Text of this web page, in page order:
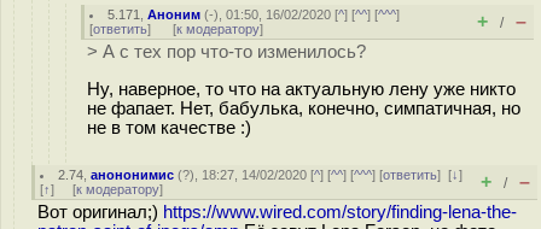
5.171 ,Аноним (-), 01:50, 16/02/2020 [^] [^^] [^^^]
[ответить] [к модератору] + / –
> А с тех пор что-то изменилось?
Ну, наверное, то что на актуальную лену уже никто
не фапает. Нет, бабулька, конечно, симпатичная, но
не в том качестве :)
2.74 ,анононимис (?), 18:27, 14/02/2020 [^] [^^] [^^^] [ответить][↓]
[↑] [к модератору] + / –
Вот оригинал;) https://www.wired.com/story/finding-lena-the-